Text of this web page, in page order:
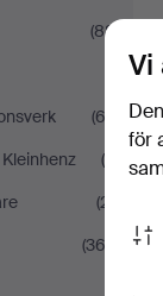
(88)
(63)
(6)
(21)
(363)
Vi
för